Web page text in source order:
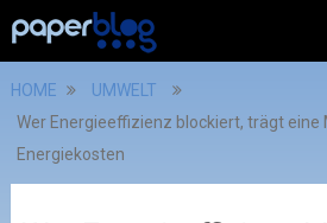
HOME
UMWELT
Wer Energieeffizienz blockiert, trägt eine
Energiekosten